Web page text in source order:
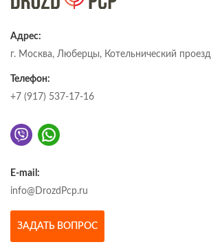
Адрес:
г. Москва, Люберцы, Котельнический
Телефон:
+7 (917) 537-17-16
E-mail:
info@DrozdPcp.ru
ЗАДАТЬ ВОПРОС